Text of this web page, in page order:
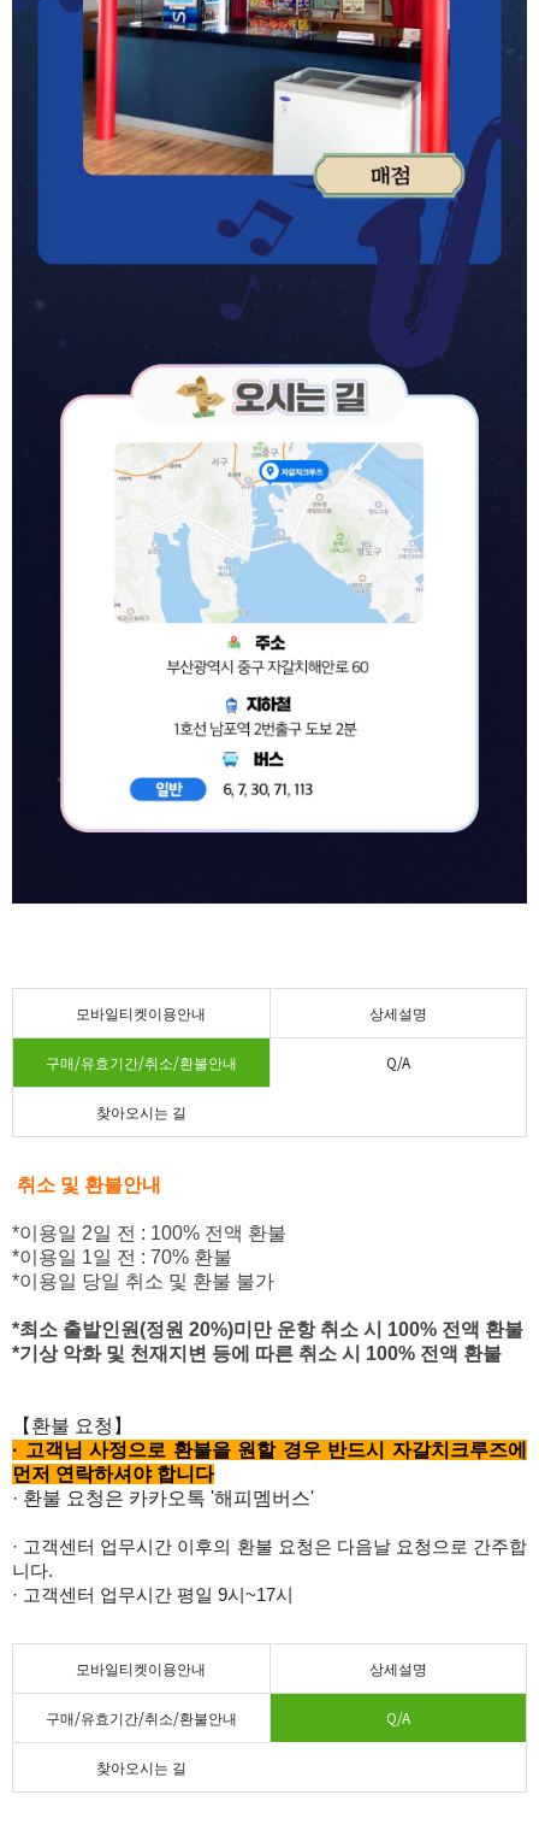
모바일티켓이용안내 상세설명
구매/유효기간/취소/환불안내 Q/A
찾아오시는 길
취소 및 환불안내
*이용일 2일 전 : 100% 전액 환불
*이용일 1일 전 : 70% 환불
*이용일 당일 취소 및 환불 불가
*최소 출발인원(정원 20%)미만 운항 취소 시 100% 전액 환불
*기상 악화 및 천재지변 등에 따른 취소 시 100% 전액 환불
【환불 요청】
· 고객님 사정으로 환불을 원할 경우 반드시 자갈치크루즈에
먼저 연락하셔야 합니다
· 환불 요청은 카카오톡 '해피멤버스'
· 고객센터 업무시간 이후의 환불 요청은 다음날 요청으로 간주합
니다.
· 고객센터 업무시간 평일 9시~17시
모바일티켓이용안내 상세설명
구매/유효기간/취소/환불안내 Q/A
찾아오시는 길